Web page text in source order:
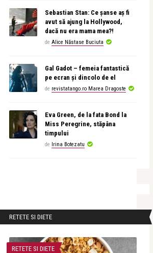
Sebastian Stan: Ce șanse aș fi
avut să ajung la Hollywood,
dacă nu era mama mea?!
de Alice Năstase Buciuta
Gal Gadot – femeia fantastică
pe ecran și dincolo de el
de revistatango.ro Marea Dragoste
Eva Green, de la fata Bond la
Miss Peregrine, stăpâna
timpului
de Irina Botezatu
RETETE SI DIETE
RETETE SI DIETE